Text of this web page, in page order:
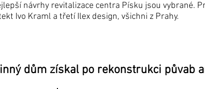
návrhy revitalizace centra Písku jsou vybrané.
Ivo Kraml a třetí Ilex design, všichni z Prahy.
dům získal po rekonstrukci půvab